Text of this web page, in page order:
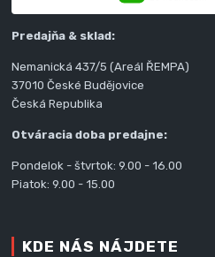
Predajňa & sklad:
Nemanická 437/5 (Areál ŘEMPA)
37010 České Budějovice
Česká Republika
Otváracia doba predajne:
Pondelok - štvrtok: 9.00 - 16.00
Piatok: 9.00 - 15.00
KDE NÁS NÁJDETE